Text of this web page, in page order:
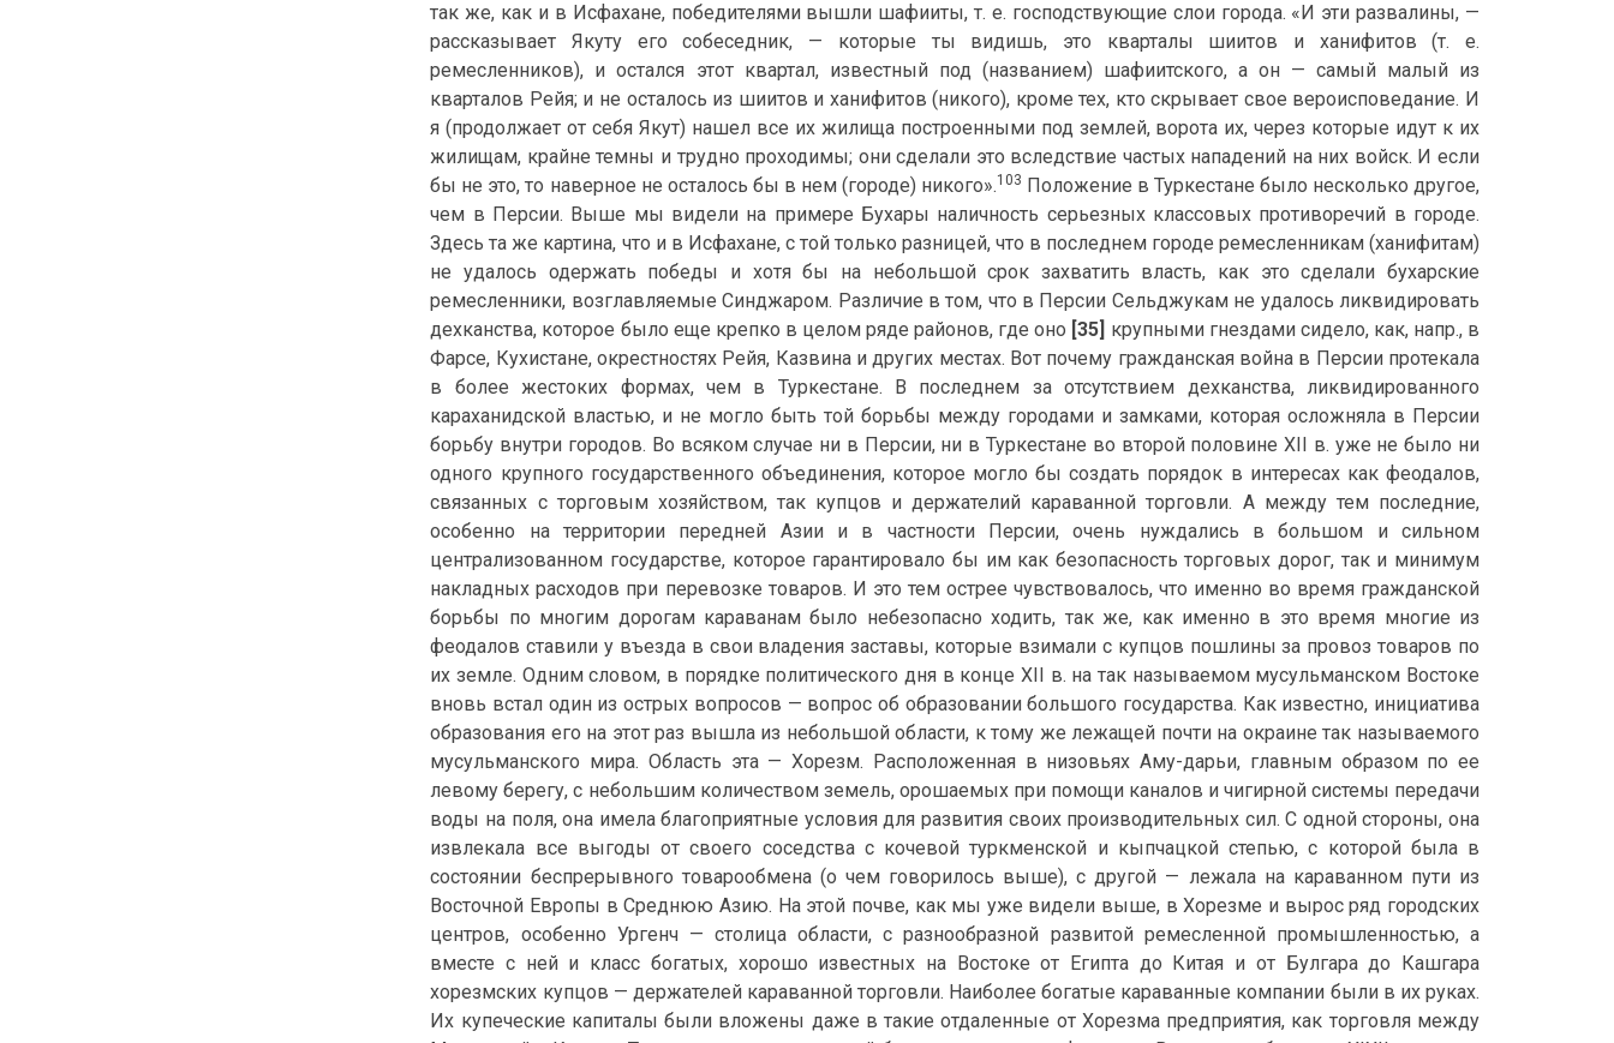
так же, как и в Исфахане, победителями вышли шафииты, т. е. господствующие слои города. «И эти развалины, —
рассказывает Якуту его собеседник, — которые ты видишь, это кварталы шиитов и ханифитов (т. е.
ремесленников), и остался этот квартал, известный под (названием) шафиитского, а он — самый малый из
кварталов Рейя; и не осталось из шиитов и ханифитов (никого), кроме тех, кто скрывает свое вероисповедание. И
я (продолжает от себя Якут) нашел все их жилища построенными под землей, ворота их, через которые идут к их
жилищам, крайне темны и трудно проходимы; они сделали это вследствие частых нападений на них войск. И если
бы не это, то наверное не осталось бы в нем (городе) никого».103 Положение в Туркестане было несколько другое,
чем в Персии. Выше мы видели на примере Бухары наличность серьезных классовых противоречий в городе.
Здесь та же картина, что и в Исфахане, с той только разницей, что в последнем городе ремесленникам (ханифитам)
не удалось одержать победы и хотя бы на небольшой срок захватить власть, как это сделали бухарские
ремесленники, возглавляемые Синджаром. Различие в том, что в Персии Сельджукам не удалось ликвидировать
дехканства, которое было еще крепко в целом ряде районов, где оно [35] крупными гнездами сидело, как, напр., в
Фарсе, Кухистане, окрестностях Рейя, Казвина и других местах. Вот почему гражданская война в Персии протекала
в более жестоких формах, чем в Туркестане. В последнем за отсутствием дехканства, ликвидированного
караханидской властью, и не могло быть той борьбы между городами и замками, которая осложняла в Персии
борьбу внутри городов. Во всяком случае ни в Персии, ни в Туркестане во второй половине XII в. уже не было ни
одного крупного государственного объединения, которое могло бы создать порядок в интересах как феодалов,
связанных с торговым хозяйством, так купцов и держателий караванной торговли. А между тем последние,
особенно на территории передней Азии и в частности Персии, очень нуждались в большом и сильном
централизованном государстве, которое гарантировало бы им как безопасность торговых дорог, так и минимум
накладных расходов при перевозке товаров. И это тем острее чувствовалось, что именно во время гражданской
борьбы по многим дорогам караванам было небезопасно ходить, так же, как именно в это время многие из
феодалов ставили у въезда в свои владения заставы, которые взимали с купцов пошлины за провоз товаров по
их земле. Одним словом, в порядке политического дня в конце XII в. на так называемом мусульманском Востоке
вновь встал один из острых вопросов — вопрос об образовании большого государства. Как известно, инициатива
образования его на этот раз вышла из небольшой области, к тому же лежащей почти на окраине так называемого
мусульманского мира. Область эта — Хорезм. Расположенная в низовьях Аму-дарьи, главным образом по ее
левому берегу, с небольшим количеством земель, орошаемых при помощи каналов и чигирной системы передачи
воды на поля, она имела благоприятные условия для развития своих производительных сил. С одной стороны, она
извлекала все выгоды от своего соседства с кочевой туркменской и кыпчацкой степью, с которой была в
состоянии беспрерывного товарообмена (о чем говорилось выше), с другой — лежала на караванном пути из
Восточной Европы в Среднюю Азию. На этой почве, как мы уже видели выше, в Хорезме и вырос ряд городских
центров, особенно Ургенч — столица области, с разнообразной развитой ремесленной промышленностью, а
вместе с ней и класс богатых, хорошо известных на Востоке от Египта до Китая и от Булгара до Кашгара
хорезмских купцов — держателей караванной торговли. Наиболее богатые караванные компании были в их руках.
Их купеческие капиталы были вложены даже в такие отдаленные от Хорезма предприятия, как торговля между